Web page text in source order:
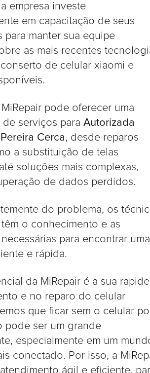
empresa investe
em capacitação de seus
para manter sua equipe
as mais recentes
de celular xiaomi e
pode oferecer uma
de serviços para Autorizada
Cerca, desde reparos
a substituição de telas
soluções mais complexas,
de dados perdidos.
do problema, os
têm o conhecimento e as
para encontrar uma
e rápida.
da MiRepair é a sua
e no reparo do celular
que ficar sem o celular
pode ser um grande
especialmente em um
conectado. Por isso, a
ágil e eficiente,